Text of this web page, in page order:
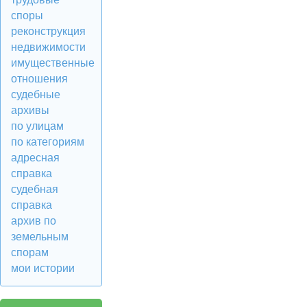
споры
реконструкция
недвижимости
имущественные
отношения
судебные
архивы
по улицам
по категориям
адресная
справка
судебная
справка
архив по
земельным
спорам
мои истории